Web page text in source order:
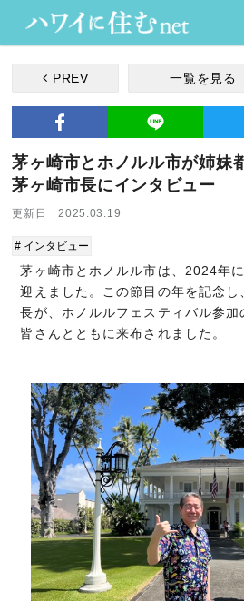
PREV 一覧を見る
茅ヶ崎市とホノルル市が姉妹
茅ヶ崎市長にインタビュー
更新日 2025.03.19
# インタビュー
茅ヶ崎市とホノルル市は、2024年
迎えました。​この節目の年を記念
長が、ホノルルフェスティバル参
皆さんとともに来布されました。​